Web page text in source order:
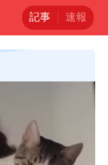
記事 速報